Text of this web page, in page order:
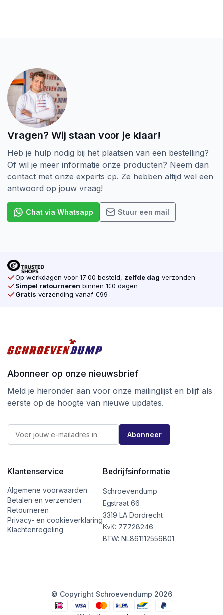
Vragen? Wij staan voor je klaar!
Heb je hulp nodig bij het plaatsen van een bestelling?
Of wil je meer informatie onze producten? Neem dan
contact met onze experts op. Ze hebben altijd wel een
antwoord op jouw vraag!
Chat via Whatsapp Stuur een mail
Op werkdagen voor 17:00 besteld, zelfde dag verzonden
Simpel retourneren binnen 100 dagen
Gratis verzending vanaf €99
Abonneer op onze nieuwsbrief
Meld je hieronder aan voor onze mailinglijst en blijf als
eerste op de hoogte van nieuwe updates.
a
*
E
m
l
Abonneer
Klantenservice
Algemene voorwaarden
Betalen en verzenden
Retourneren
Privacy- en cookieverklaring
Klachtenregeling
Bedrijfsinformatie
Schroevendump
Egstraat 66
3319 LA Dordrecht
KvK: 77728246
BTW: NL861112556B01
© Copyright Schroevendump 2026